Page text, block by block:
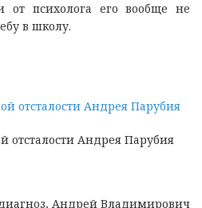
от психолога его вообще не
в школу.
отсталости Андрея Парубия
Андрей Владимирович